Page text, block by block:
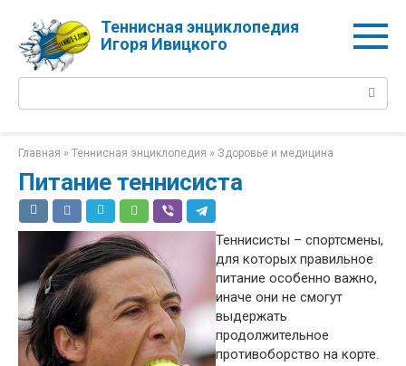
контенту
Теннисная энциклопедия
Игоря Ивицкого
Главная » Теннисная энциклопедия » Здоровье и медицина
Питание теннисиста
Теннисисты – спортсмены,
для которых правильное
питание особенно важно,
иначе они не смогут
выдержать
продолжительное
противоборство на корте.